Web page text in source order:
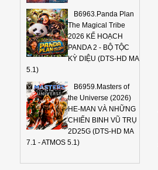
B6963.Panda Plan
The Magical Tribe
2026 KẾ HOẠCH
PANDA 2 - BỘ TỘC
KỲ DIỆU (DTS-HD MA
5.1)
B6959.Masters of
the Universe (2026)
HE-MAN VÀ NHỮNG
CHIẾN BINH VŨ TRỤ
2D25G (DTS-HD MA
7.1 - ATMOS 5.1)